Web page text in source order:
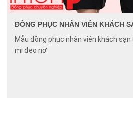
ĐỒNG PHỤC NHÂN VIÊN KHÁCH
Mẫu đồng phục nhân viên khách
mi đeo nơ